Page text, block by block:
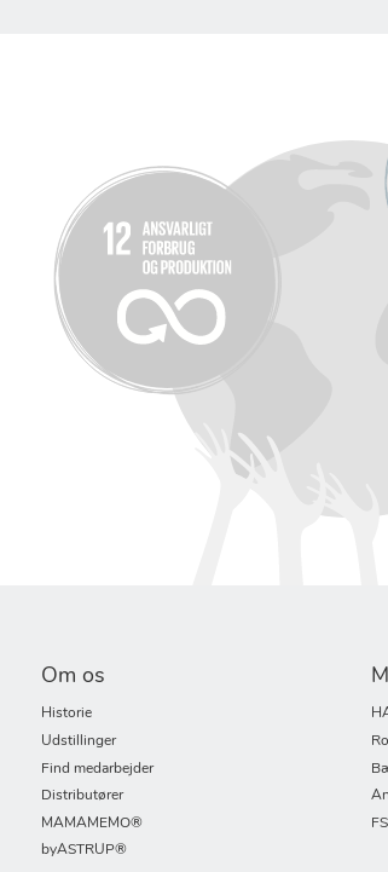
Om os
Historie
Udstillinger
Find medarbejder
Distributører
MAMAMEMO®
byASTRUP®